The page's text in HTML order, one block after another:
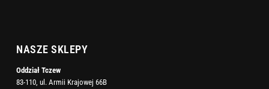
NASZE SKLEPY
Oddział Tczew
83-110, ul. Armii Krajowej 66B